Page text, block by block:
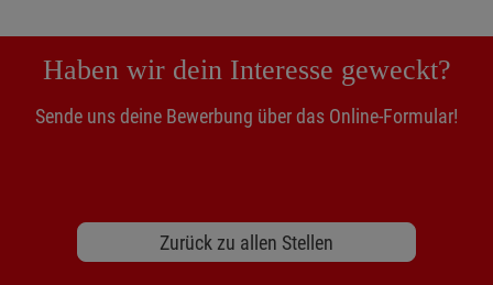
Haben wir dein Interesse geweckt?
Sende uns deine Bewerbung über das Online-Formular!
Zurück zu allen Stellen